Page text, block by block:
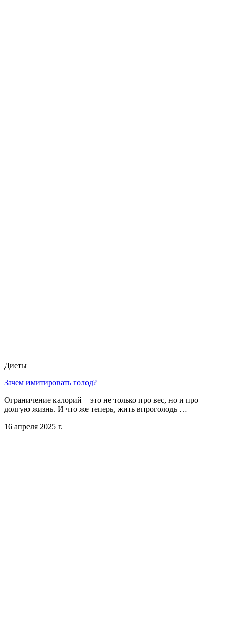
Диеты
Зачем имитировать голод?
Ограничение калорий – это не только про вес, но и про
долгую жизнь. И что же теперь, жить впроголодь …
16 апреля 2025 г.